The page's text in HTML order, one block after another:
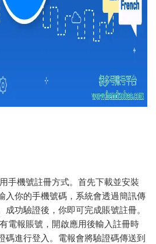
手機號註冊方式。首先下載並安裝
入你的手機號碼，系統會透過簡訊傳
成功驗證後，你即可完成賬號註冊。
電報賬號，開啟應用後輸入註冊時
碼進行登入。電報會將驗證碼傳送到